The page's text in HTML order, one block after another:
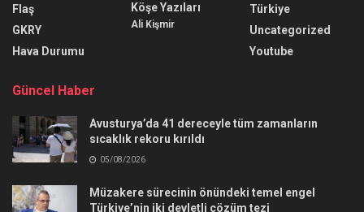
Flaş
GKRY
Hava Durumu
Köşe Yazıları
Ali Kişmir
Türkiye
Uncategorized
Youtube
Güncel Haber
Avusturya’da 41 dereceyle tüm zamanların
sıcaklık rekoru kırıldı
05/08/2026
Müzakere sürecinin önündeki temel engel
Türkiye’nin iki devletli çözüm tezi